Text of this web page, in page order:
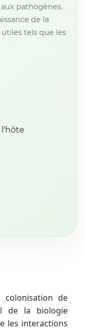
pathogènes.
de la
tels que les
de
de la biologie
les interactions